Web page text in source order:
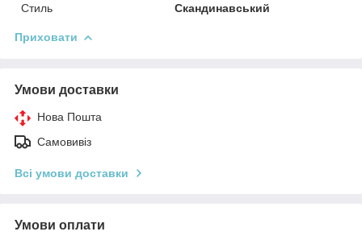
Стиль
Скандинавський
Приховати
Умови доставки
Нова Пошта
Самовивіз
Всі умови доставки
Умови оплати